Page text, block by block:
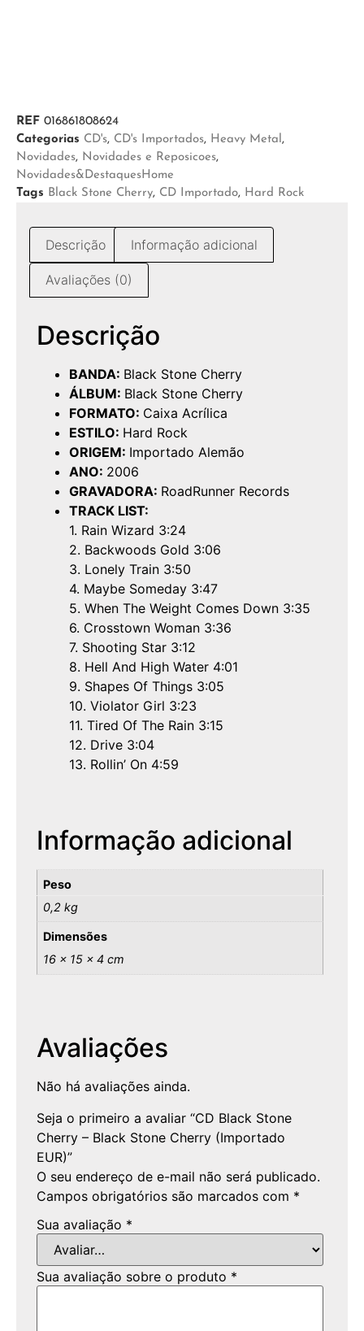
REF 016861808624
Categorias CD's, CD's Importados, Heavy Metal,
Novidades, Novidades e Reposicoes,
Novidades&DestaquesHome
Tags Black Stone Cherry, CD Importado, Hard Rock
Descrição Informação adicional
Avaliações (0)
Descrição
BANDA: Black Stone Cherry
ÁLBUM: Black Stone Cherry
FORMATO: Caixa Acrílica
ESTILO: Hard Rock
ORIGEM: Importado Alemão
ANO: 2006
GRAVADORA: RoadRunner Records
TRACK LIST:
1. Rain Wizard 3:24
2. Backwoods Gold 3:06
3. Lonely Train 3:50
4. Maybe Someday 3:47
5. When The Weight Comes Down 3:35
6. Crosstown Woman 3:36
7. Shooting Star 3:12
8. Hell And High Water 4:01
9. Shapes Of Things 3:05
10. Violator Girl 3:23
11. Tired Of The Rain 3:15
12. Drive 3:04
13. Rollin’ On 4:59
Informação adicional
Peso
0,2 kg
Dimensões
16 × 15 × 4 cm
Avaliações
Não há avaliações ainda.
Seja o primeiro a avaliar “CD Black Stone
Cherry – Black Stone Cherry (Importado
EUR)”
O seu endereço de e-mail não será publicado.
Campos obrigatórios são marcados com *
Sua avaliação *
Sua avaliação sobre o produto *